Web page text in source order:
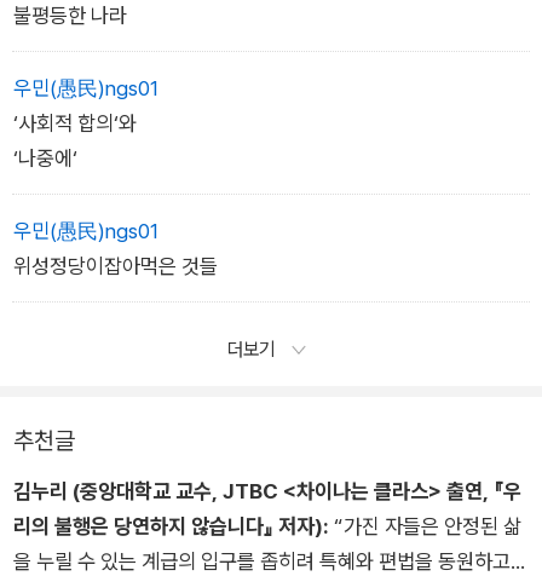
불평등한 나라
우민(愚民)ngs01
‘사회적 합의‘와
‘나중에‘
우민(愚民)ngs01
위성정당이잡아먹은 것들
더보기
추천글
김누리 (중앙대학교 교수, JTBC <차이나는 클라스> 출연, 『우
리의 불행은 당연하지 않습니다』 저자): “가진 자들은 안정된 삶
을 누릴 수 있는 계급의 입구를 좁히려 특혜와 편법을 동원하고,